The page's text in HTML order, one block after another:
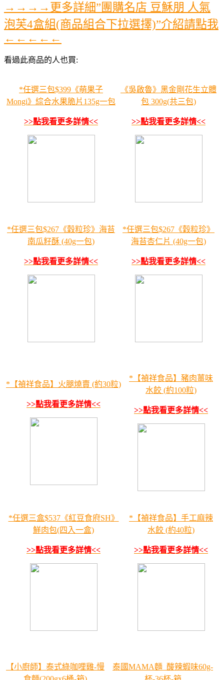
→→→→更多詳細”團購名店 豆穌朋 人氣
泡芙4盒組(商品組合下拉選擇)”介紹請點我
←←←←←
看過此商品的人也買:
*任選三包$399《萌果子
Mongi》綜合水果脆片135g一包
>>點我看更多詳情<<
《吳啟魯》黑金剛花生立體
包 300g(共三包)
>>點我看更多詳情<<
*任選三包$267《穀粒珍》海苔
南瓜籽酥 (40g一包)
>>點我看更多詳情<<
*任選三包$267《穀粒珍》
海苔杏仁片 (40g一包)
>>點我看更多詳情<<
*【禎祥食品】火腿燒賣 (約30粒)
>>點我看更多詳情<<
*【禎祥食品】豬肉薑味
水餃 (約100粒)
>>點我看更多詳情<<
*任選三盒$537《紅豆食府SH》
鮮肉包(四入一盒)
>>點我看更多詳情<<
*【禎祥食品】手工麻辣
水餃 (約40粒)
>>點我看更多詳情<<
【小廚師】泰式綠咖哩雞-慢
泰國MAMA麵_酸辣蝦味60g-